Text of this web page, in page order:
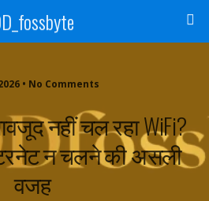
• No Comments
नहीं चल रहा WiFi?
न चलने की असली
वजह